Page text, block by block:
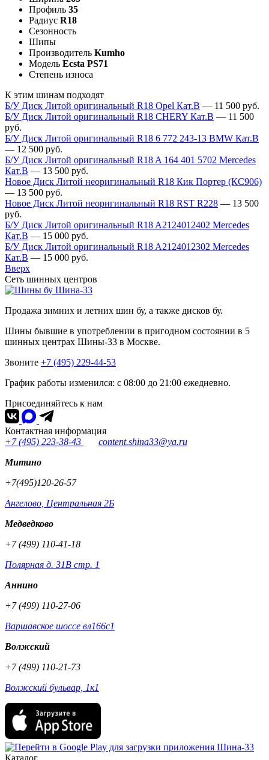
Профиль 35
Радиус R18
Сезонность
Шипы
Производитель Kumho
Модель Ecsta PS71
Степень износа
К этим шинам подходят
Б/У Диск Литой оригинальный R18 Opel Кат.В — 11 500 руб.
Б/У Диск Литой оригинальный R18 CHERY Кат.В — 11 500
руб.
Б/У Диск Литой оригинальный R18 6 772 243-13 BMW Кат.В
— 12 500 руб.
Б/У Диск Литой оригинальный R18 A 164 401 5702 Mercedes
Кат.В — 13 500 руб.
Новое Диск Литой неоригинальный R18 Кик Портер (КС906)
— 13 500 руб.
Новое Диск Литой неоригинальный R18 RST R228 — 13 500
руб.
Б/У Диск Литой оригинальный R18 A2124012402 Mercedes
Кат.В — 15 000 руб.
Б/У Диск Литой оригинальный R18 A2124012302 Mercedes
Кат.В — 15 000 руб.
Вверх
Сеть шинных центров
Шина-33
Продажа зимних и летних шин бу, а также дисков бу.
Шины бывшие в употреблении в пригодном состоянии в 5
шинных центрах Шины-33 в Москве.
Звоните +7 (495) 229-44-53
График работы изменился: с 08:00 до 21:00 ежедневно.
Присоединяйтесь к нам
Контактная информация
+7 (495) 223-38-43
content.shina33@ya.ru
Митино
+7(495)120-26-57
Ангелово, Центральная 2Б
Медведково
+7 (499) 110-41-18
Полярная д. 31В стр. 1
Аннино
+7 (499) 110-27-06
Варшавское шоссе вл166с1
Волжский
+7 (499) 110-21-73
Волжский бульвар, 1к1
Каталог